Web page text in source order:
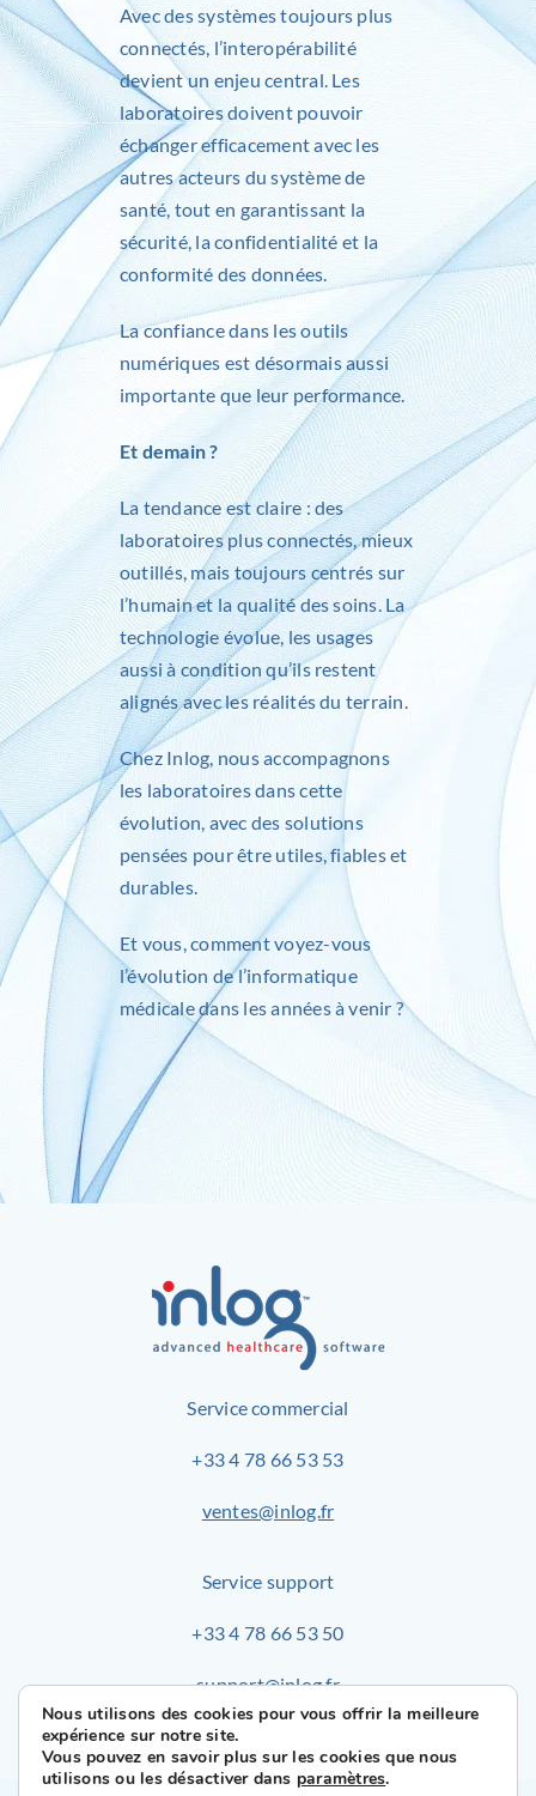
Avec des systèmes toujours plus
connectés, l’interopérabilité
devient un enjeu central. Les
laboratoires doivent pouvoir
échanger efficacement avec les
autres acteurs du système de
santé, tout en garantissant la
sécurité, la confidentialité et la
conformité des données.
La confiance dans les outils
numériques est désormais aussi
importante que leur performance.
Et demain ?
La tendance est claire : des
laboratoires plus connectés, mieux
outillés, mais toujours centrés sur
l’humain et la qualité des soins. La
technologie évolue, les usages
aussi à condition qu’ils restent
alignés avec les réalités du terrain.
Chez Inlog, nous accompagnons
les laboratoires dans cette
évolution, avec des solutions
pensées pour être utiles, fiables et
durables.
Et vous, comment voyez-vous
l’évolution de l’informatique
médicale dans les années à venir ?
Service commercial
+33 4 78 66 53 53
ventes@inlog.fr
Service support
+33 4 78 66 53 50
support@inlog.fr
Nous utilisons des cookies pour vous offrir la meilleure
expérience sur notre site.
Vous pouvez en savoir plus sur les cookies que nous
utilisons ou les désactiver dans paramètres.